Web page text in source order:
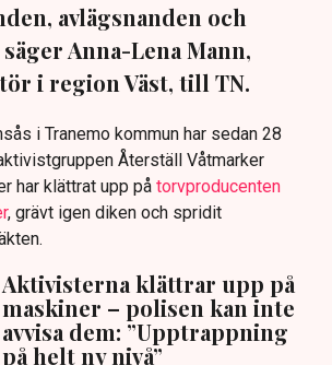
avlägsnanden och
Anna-Lena Mann,
i region Väst, till TN.
i Tranemo kommun har sedan 28
Återställ Våtmarker
har klättrat upp på torvproducenten
, grävt igen diken och spridit
Aktivisterna klättrar upp på
maskiner – polisen kan inte
avvisa dem: ”Upptrappning
på helt ny nivå”